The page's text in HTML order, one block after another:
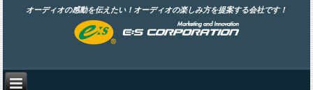
オーディオの感動を伝えたい！オーディオの楽しみ方を提案する会社です！